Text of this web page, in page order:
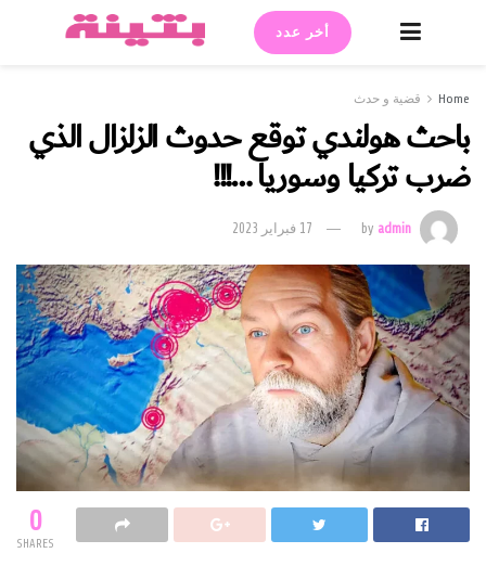
أخر عدد
Home قضية و حدث
باحث هولندي توقع حدوث الزلزال الذي
ضرب تركيا وسوريا …!!!
byadmin 17 فبراير 2023
0
SHARES